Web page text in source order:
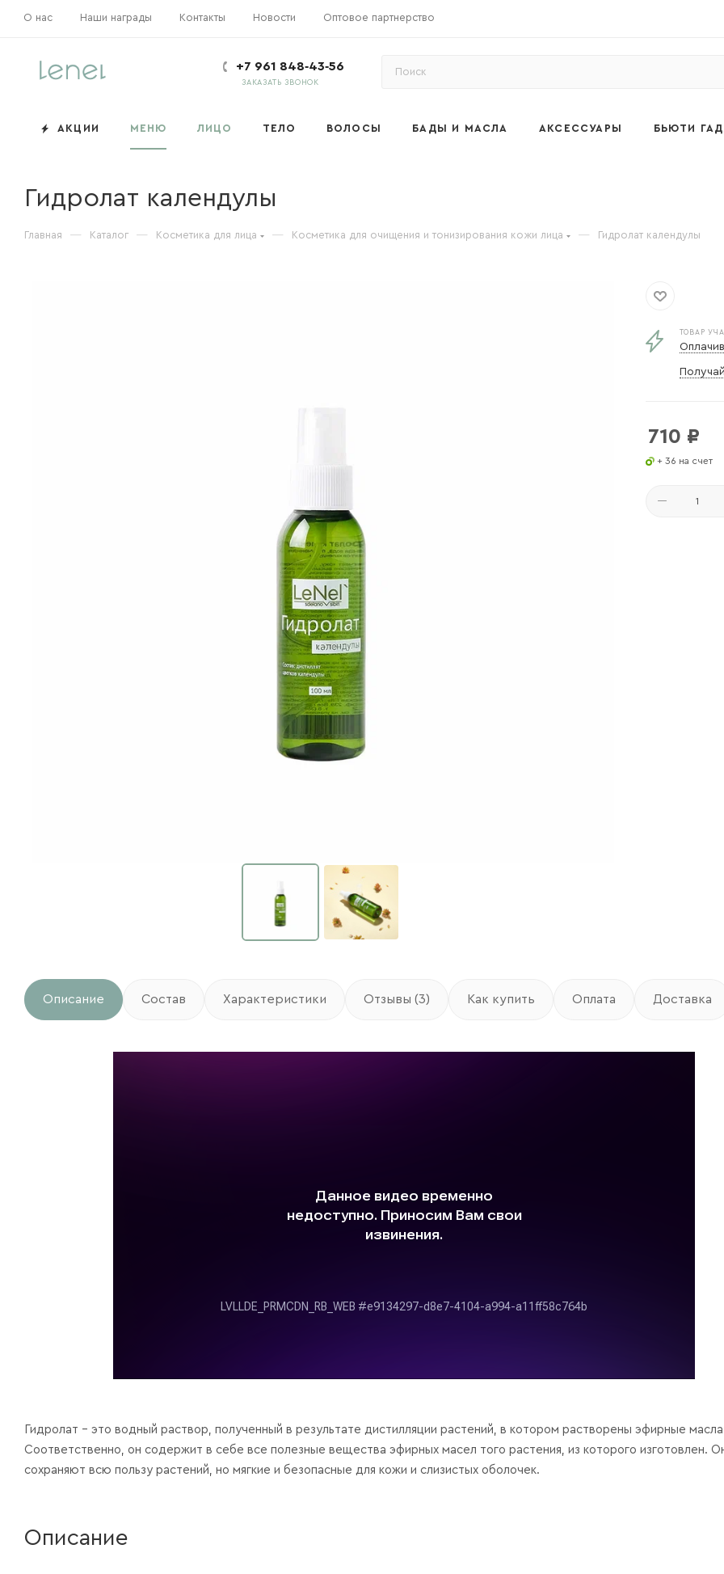
О нас Наши награды Контакты Новости Оптовое партнерство
+7 961 848‑43‑56
ЗАКАЗАТЬ ЗВОНОК
АКЦИИ МЕНЮ ЛИЦО ТЕЛО ВОЛОСЫ БАДЫ И МАСЛА АКСЕССУАРЫ БЬЮТИ
Гидролат календулы
Главная — Каталог — Косметика для лица — Косметика для очищения и тонизирования кожи лица — Гидролат календулы
ТОВАР
710 ₽
+ 36 на счет
Описание Состав Характеристики Отзывы (3) Как купить Оплата Доставка
Гидролат – это водный раствор, полученный в результате дистилляции растений, в котором растворены эфирные
Соответственно, он содержит в себе все полезные вещества эфирных масел того растения, из которого изготовлен.
сохраняют всю пользу растений, но мягкие и безопасные для кожи и слизистых оболочек.
Описание